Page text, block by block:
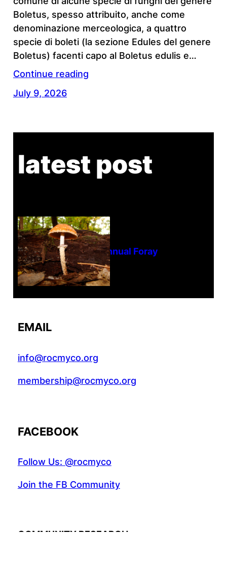
Boletus, spesso attribuito, anche come
denominazione merceologica, a quattro
specie di boleti (la sezione Edules del genere
Boletus) facenti capo al Boletus edulis e…
Continue reading
July 9, 2026
latest post
Tanghe Annual Foray
EMAIL
info@rocmyco.org
membership@rocmyco.org
FACEBOOK
Follow Us: @rocmyco
Join the FB Community
COMMUNITY RESEARCH